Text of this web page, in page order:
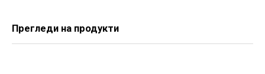
Прегледи на продукти